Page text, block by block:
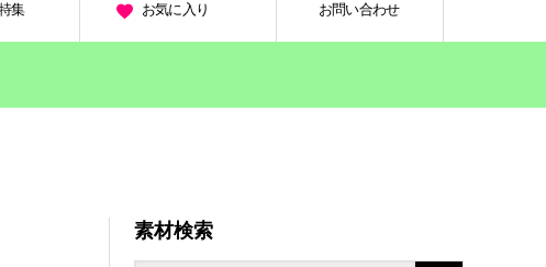
集 お気に入り お問い合わせ
素材検索